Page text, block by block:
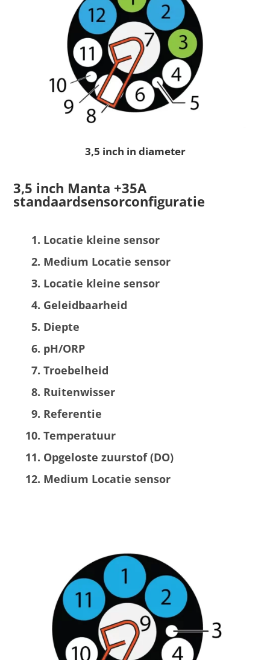
3,5 inch in diameter
3,5 inch Manta +35A
standaardsensorconfiguratie
Locatie kleine sensor
Medium Locatie sensor
Locatie kleine sensor
Geleidbaarheid
Diepte
pH/ORP
Troebelheid
Ruitenwisser
Referentie
Temperatuur
Opgeloste zuurstof (DO)
Medium Locatie sensor